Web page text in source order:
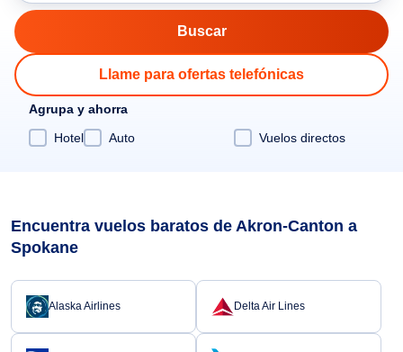
Llame para ofertas telefónicas
Agrupa y ahorra
Hotel
Auto Vuelos directos
Encuentra vuelos baratos de Akron-Canton a
Spokane
Alaska Airlines Delta Air Lines